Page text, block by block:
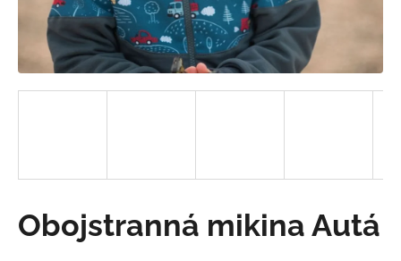
Obojstranná mikina Autá
á
s
ť